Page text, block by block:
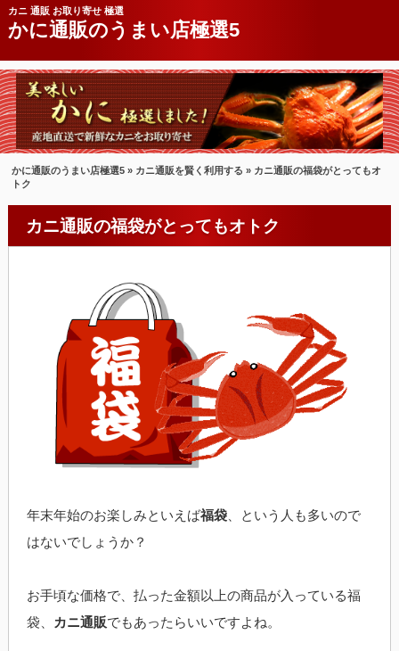
カニ 通販 お取り寄せ 極選
かに通販のうまい店極選5
かに通販のうまい店極選5 » カニ通販を賢く利用する » カニ通販の福袋がとってもオ
トク
カニ通販の福袋がとってもオトク
年末年始のお楽しみといえば福袋、という人も多いので
はないでしょうか？
お手頃な価格で、払った金額以上の商品が入っている福
袋、
カニ通販でもあったらいいですよね。